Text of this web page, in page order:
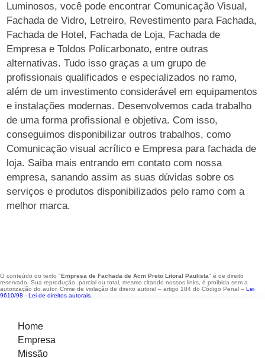
Luminosos, você pode encontrar Comunicação Visual,
Fachada de Vidro, Letreiro, Revestimento para Fachada,
Fachada de Hotel, Fachada de Loja, Fachada de
Empresa e Toldos Policarbonato, entre outras
alternativas. Tudo isso graças a um grupo de
profissionais qualificados e especializados no ramo,
além de um investimento considerável em equipamentos
e instalações modernas. Desenvolvemos cada trabalho
de uma forma profissional e objetiva. Com isso,
conseguimos disponibilizar outros trabalhos, como
Comunicação visual acrílico e Empresa para fachada de
loja. Saiba mais entrando em contato com nossa
empresa, sanando assim as suas dúvidas sobre os
serviços e produtos disponibilizados pelo ramo com a
melhor marca.
O conteúdo do texto "Empresa de Fachada de Acm Preto Litoral Paulista" é de direito
reservado. Sua reprodução, parcial ou total, mesmo citando nossos links, é proibida sem a
autorização do autor. Crime de violação de direito autoral – artigo 184 do Código Penal – Lei
9610/98 - Lei de direitos autorais
Home
Empresa
Missão